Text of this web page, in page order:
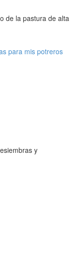
de la pastura de alta
para mis potreros
y